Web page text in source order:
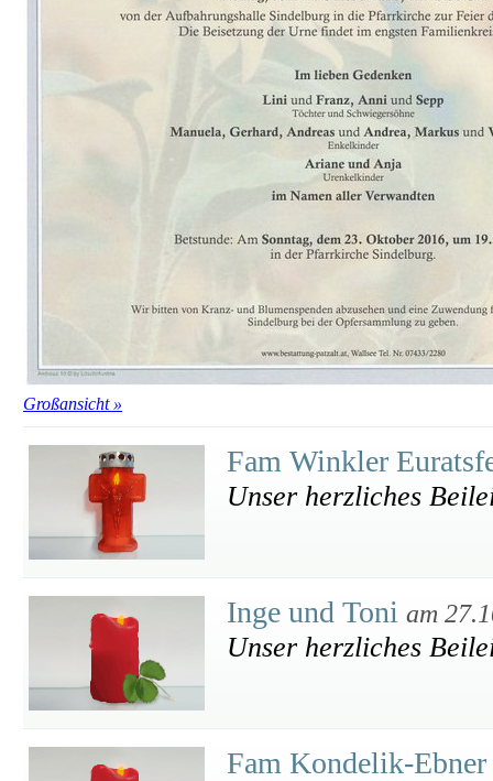
Großansicht »
Fam Winkler
Unser herzliches
Inge und Toni am
Unser herzliches
Fam Kondelik-Ebner